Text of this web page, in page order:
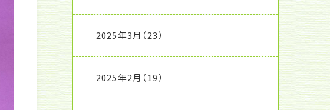
2025年3月 （23）
2025年2月 （19）